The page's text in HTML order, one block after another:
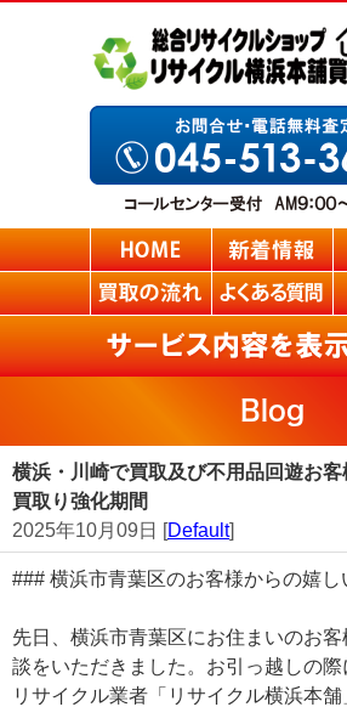
Blog
横浜・川崎で買取及び不用品回遊お
買取り強化期間
2025年10月09日 [Default]
### 横浜市青葉区のお客様からの嬉し
先日、横浜市青葉区にお住まいのお
談をいただきました。お引っ越しの
リサイクル業者「リサイクル横浜本